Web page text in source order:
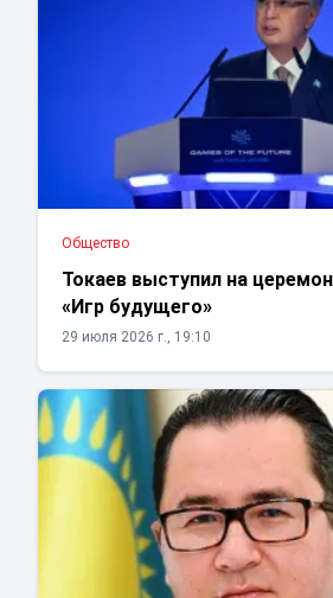
Общество
Токаев выступил на
«Игр будущего»
29 июля 2026 г., 19:10